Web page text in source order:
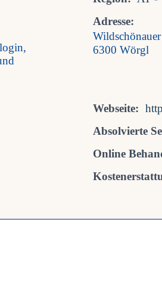
Adresse:
6300 Wörgl
Webseite:
Absolvierte
Online